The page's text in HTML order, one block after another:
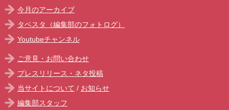
今月のアーカイブ
タベスタ（編集部のフォトログ）
Youtubeチャンネル
ご意見・お問い合わせ
プレスリリース・ネタ投稿
当サイトについて / お知らせ
編集部スタッフ